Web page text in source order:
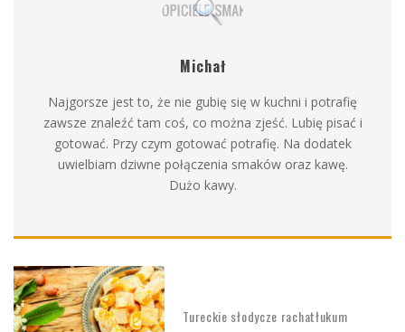
Michał
Najgorsze jest to, że nie gubię się w kuchni i potrafię
zawsze znaleźć tam coś, co można zjeść. Lubię pisać i
gotować. Przy czym gotować potrafię. Na dodatek
uwielbiam dziwne połączenia smaków oraz kawę.
Dużo kawy.
Tureckie słodycze rachatłukum